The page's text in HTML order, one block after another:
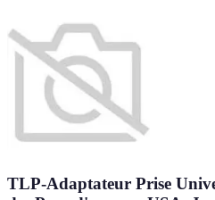
TLP-Adaptateur Prise